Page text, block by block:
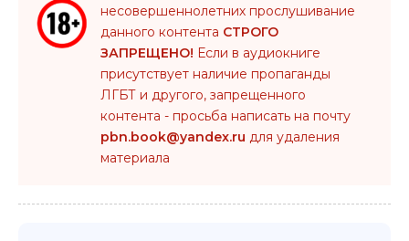
несовершеннолетних прослушивание
данного контента СТРОГО
ЗАПРЕЩЕНО! Если в аудиокниге
присутствует наличие пропаганды
ЛГБТ и другого, запрещенного
контента - просьба написать на почту
pbn.book@yandex.ru для удаления
материала